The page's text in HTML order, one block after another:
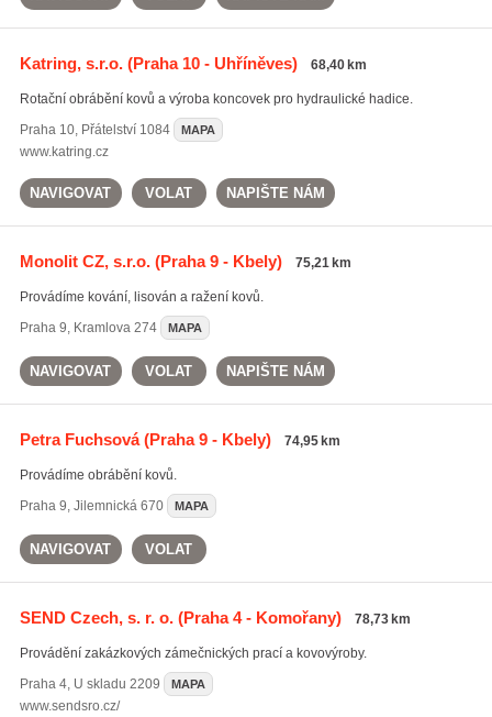
Katring, s.r.o.(Praha 10 - Uhříněves) 68,40 km
Rotační obrábění kovů a výroba koncovek pro hydraulické hadice.
Praha 10, Přátelství 1084 MAPA
www.katring.cz
NAVIGOVAT VOLAT NAPIŠTE NÁM
Monolit CZ, s.r.o.(Praha 9 - Kbely) 75,21 km
Provádíme kování, lisován a ražení kovů.
Praha 9, Kramlova 274 MAPA
NAVIGOVAT VOLAT NAPIŠTE NÁM
Petra Fuchsová(Praha 9 - Kbely) 74,95 km
Provádíme obrábění kovů.
Praha 9, Jilemnická 670 MAPA
NAVIGOVAT VOLAT
SEND Czech, s. r. o.(Praha 4 - Komořany) 78,73 km
Provádění zakázkových zámečnických prací a kovovýroby.
Praha 4, U skladu 2209 MAPA
www.sendsro.cz/